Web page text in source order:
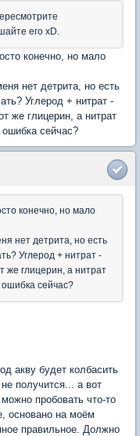
его хD.
конечно, но мало
нет детрита, но есть
Углерод + нитрат -
же глицерин, а нитрат
сейчас?
конечно, но мало
нет детрита, но есть
Углерод + нитрат -
же глицерин, а нитрат
сейчас?
акву будет колбасить
получится... а вот
пробовать что-то
основано на моём
правильное. Должно